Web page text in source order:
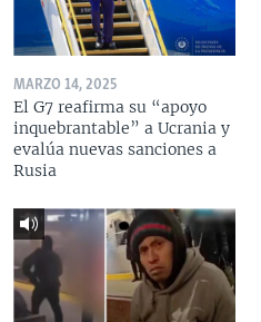
MARZO 14, 2025
El G7 reafirma su “apoyo
inquebrantable” a Ucrania y
evalúa nuevas sanciones a
Rusia